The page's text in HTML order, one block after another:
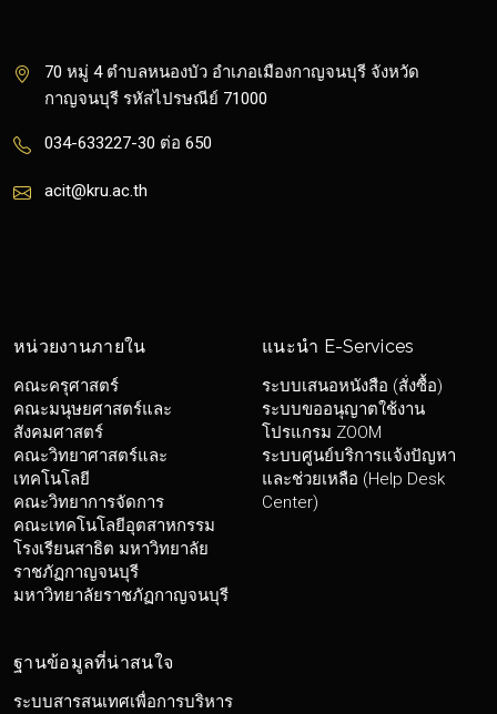
70 หมู่ 4 ตำบลหนองบัว อำเภอเมืองกาญจนบุรี จังหวัด
กาญจนบุรี รหัสไปรษณีย์ 71000
034-633227-30 ต่อ 650
acit@kru.ac.th
หน่วยงานภายใน
คณะครุศาสตร์
คณะมนุษยศาสตร์และ
สังคมศาสตร์
คณะวิทยาศาสตร์และ
เทคโนโลยี
คณะวิทยาการจัดการ
คณะเทคโนโลยีอุตสาหกรรม
โรงเรียนสาธิต มหาวิทยาลัย
ราชภัฏกาญจนบุรี
มหาวิทยาลัยราชภัฏกาญจนบุรี
แนะนำ E-Services
ระบบเสนอหนังสือ (สั่งซื้อ)
ระบบขออนุญาตใช้งาน
โปรแกรม ZOOM
ระบบศูนย์บริการแจ้งปัญหา
และช่วยเหลือ (Help Desk
Center)
ฐานข้อมูลที่น่าสนใจ
ระบบสารสนเทศเพื่อการบริหาร